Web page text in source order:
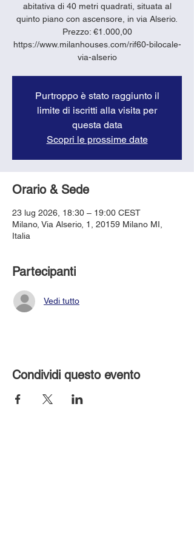
abitativa di 40 metri quadrati, situata al
quinto piano con ascensore, in via Alserio.
Prezzo: €1.000,00
https://www.milanhouses.com/rif60-bilocale-
via-alserio
Purtroppo è stato raggiunto il
limite di iscritti alla visita per
questa data
Scopri le prossime date
Orario & Sede
23 lug 2026, 18:30 – 19:00 CEST
Milano, Via Alserio, 1, 20159 Milano MI,
Italia
Partecipanti
Vedi tutto
Condividi questo evento